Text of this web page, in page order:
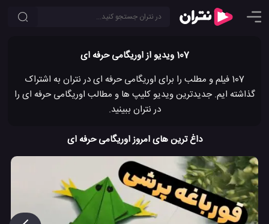
107 ویدیو از اوریگامی حرفه ای
107 فیلم و مطلب را برای اوریگامی حرفه ای در نتران به اشتراک
گذاشته ایم. جدیدترین ویدیو کلیپ ها و مطالب اوریگامی حرفه ای را
در نتران ببینید.
داغ ترین های امروز اوریگامی حرفه ای